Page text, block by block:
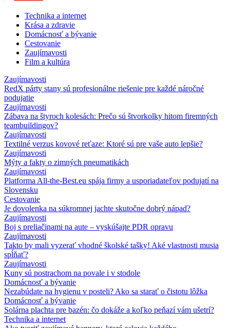
Technika a internet
Krása a zdravie
Domácnosť a bývanie
Cestovanie
Zaujímavosti
Film a kultúra
Zaujímavosti
RedX párty stany sú profesionálne riešenie pre každé náročné
podujatie
Zaujímavosti
Zábava na štyroch kolesách: Prečo sú štvorkolky hitom firemných
teambuildingov?
Zaujímavosti
Textilné verzus kovové reťaze: Ktoré sú pre vaše auto lepšie?
Zaujímavosti
Mýty a fakty o zimných pneumatikách
Zaujímavosti
Platforma All-the-Best.eu spája firmy a usporiadateľov podujatí na
Slovensku
Cestovanie
Je dovolenka na súkromnej jachte skutočne dobrý nápad?
Zaujímavosti
Boj s preliačinami na aute – vyskúšajte PDR opravu
Zaujímavosti
Takto by mali vyzerať vhodné školské tašky! Aké vlastnosti musia
spĺňať?
Zaujímavosti
Kuny sú postrachom na povale i v stodole
Domácnosť a bývanie
Nezabúdate na hygienu v posteli? Ako sa starať o čistotu lôžka
Domácnosť a bývanie
Solárna plachta pre bazén: čo dokáže a koľko peňazí vám ušetrí?
Technika a internet